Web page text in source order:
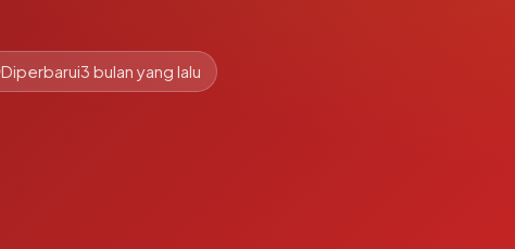
Diperbarui3 bulan yang lalu